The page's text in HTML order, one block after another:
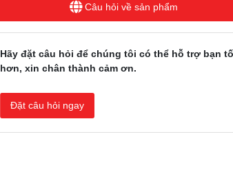
Câu hỏi về sản phẩm
Hãy đặt câu hỏi để chúng tôi có thể hỗ trợ bạn
hơn, xin chân thành cảm ơn.
Đặt câu hỏi ngay